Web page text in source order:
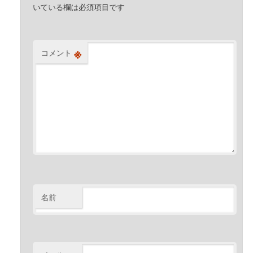
いている欄は必須項目です
コメント ※
名前